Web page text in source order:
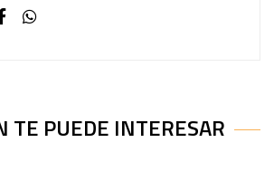
TE PUEDE INTERESAR